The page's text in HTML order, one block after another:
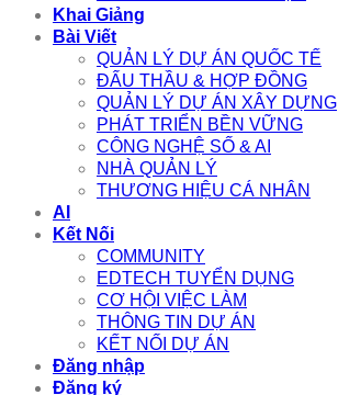
Khai Giảng
Bài Viết
QUẢN LÝ DỰ ÁN QUỐC TẾ
ĐẤU THẦU & HỢP ĐỒNG
QUẢN LÝ DỰ ÁN XÂY DỰNG
PHÁT TRIỂN BỀN VỮNG
CÔNG NGHỆ SỐ & AI
NHÀ QUẢN LÝ
THƯƠNG HIỆU CÁ NHÂN
AI
Kết Nối
COMMUNITY
EDTECH TUYỂN DỤNG
CƠ HỘI VIỆC LÀM
THÔNG TIN DỰ ÁN
KẾT NỐI DỰ ÁN
Đăng nhập
Đăng ký